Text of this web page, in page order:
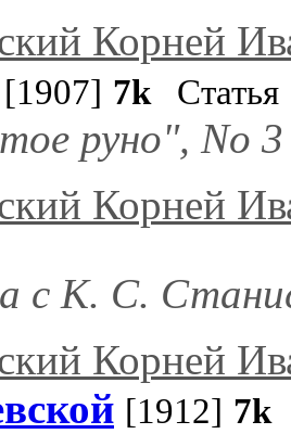
Корней
[1907] 7kСтатья
руно", No
Корней
с К. С.
Корней
[1912] 7k